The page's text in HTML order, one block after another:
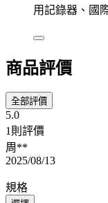
用記錄器、國
商品評價
全部評價
5.0
1則評價
周**
2025/08/13
規格